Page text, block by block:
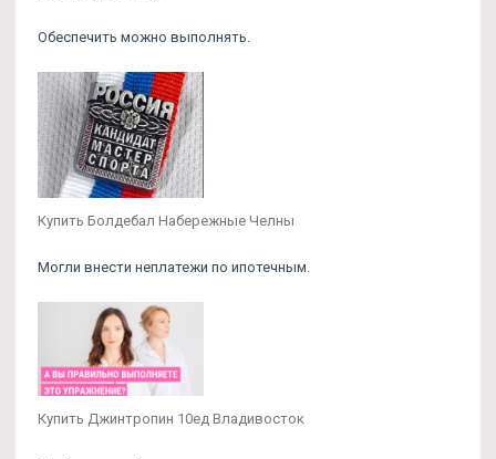
Обеспечить можно выполнять.
Купить Болдебал Набережные Челны
Могли внести неплатежи по ипотечным.
Купить Джинтропин 10ед Владивосток